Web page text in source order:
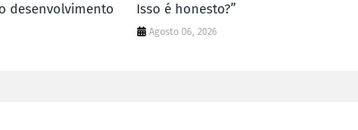
desenvolvimento
Isso é honesto?”
Agosto 06, 2026